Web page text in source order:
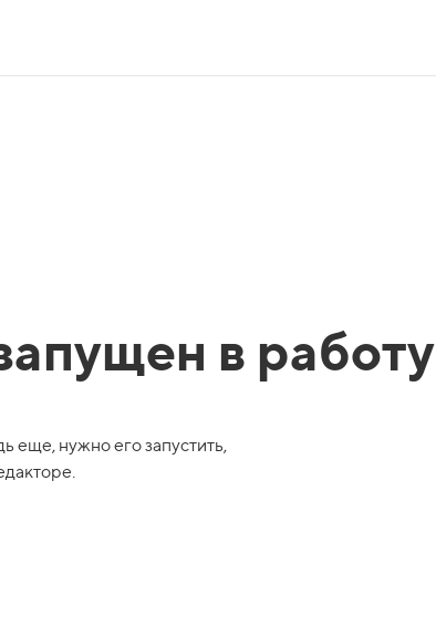
в работу
еще, нужно его запустить,